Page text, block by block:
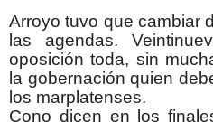
Arroyo tuvo que cambiar
las agendas.
oposición toda, sin
la gobernación quien
los marplatenses.
Cono dicen en los